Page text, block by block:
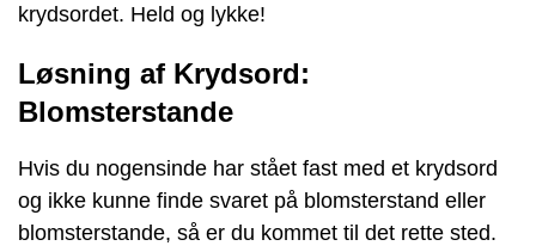
krydsordet. Held og lykke!
Løsning af Krydsord:
Blomsterstande
Hvis du nogensinde har stået fast med et krydsord
og ikke kunne finde svaret på blomsterstand eller
blomsterstande, så er du kommet til det rette sted.